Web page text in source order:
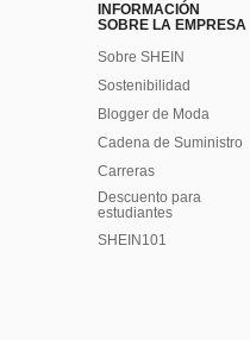
INFORMACIÓN
SOBRE LA EMPRESA
Sobre SHEIN
Sostenibilidad
Blogger de Moda
Cadena de Suministro
Carreras
Descuento para
estudiantes
SHEIN101